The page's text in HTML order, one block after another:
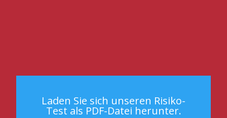
Laden Sie sich unseren Risiko-
Test als PDF-Datei herunter.